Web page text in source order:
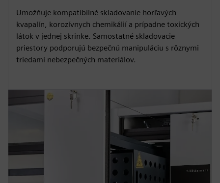
Umožňuje kompatibilné skladovanie horľavých
kvapalín, korozívnych chemikálií a prípadne toxických
látok v jednej skrinke. Samostatné skladovacie
priestory podporujú bezpečnú manipuláciu s rôznymi
triedami nebezpečných materiálov.